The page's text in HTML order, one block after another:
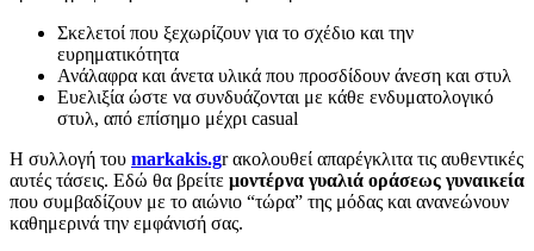
Σκελετοί που ξεχωρίζουν για το σχέδιο και την
ευρηματικότητα
Ανάλαφρα και άνετα υλικά που προσδίδουν άνεση και στυλ
Ευελιξία ώστε να συνδυάζονται με κάθε ενδυματολογικό
στυλ, από επίσημο μέχρι casual
H συλλογή του markakis.gr ακολουθεί απαρέγκλιτα τις αυθεντικές
αυτές τάσεις. Εδώ θα βρείτε μοντέρνα γυαλιά οράσεως γυναικεία
που συμβαδίζουν με το αιώνιο “τώρα” της μόδας και ανανεώνουν
καθημερινά την εμφάνισή σας.